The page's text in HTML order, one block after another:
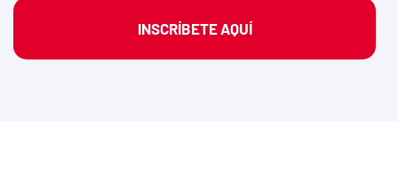
INSCRÍBETE AQUÍ